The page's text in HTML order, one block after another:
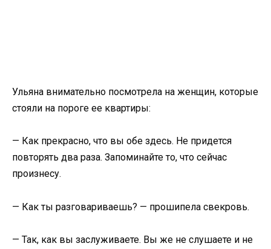
Ульяна внимательно посмотрела на женщин, которые
стояли на пороге ее квартиры:
— Как прекрасно, что вы обе здесь. Не придется
повторять два раза. Запоминайте то, что сейчас
произнесу.
— Как ты разговариваешь? — прошипела свекровь.
— Так, как вы заслуживаете. Вы же не слушаете и не